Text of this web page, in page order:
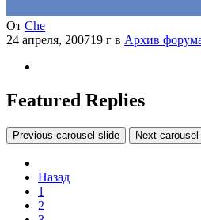
От Che
24 апреля, 200719 г в Архив
Featured Replies
Previous carousel slide Next
Назад
1
2